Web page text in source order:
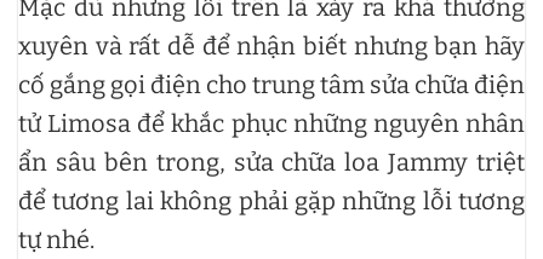
Mặc dù những lỗi trên là xảy ra khá thường
xuyên và rất dễ để nhận biết nhưng bạn hãy
cố gắng gọi điện cho trung tâm sửa chữa điện
tử Limosa để khắc phục những nguyên nhân
ẩn sâu bên trong, sửa chữa loa Jammy triệt
để tương lai không phải gặp những lỗi tương
tự nhé.